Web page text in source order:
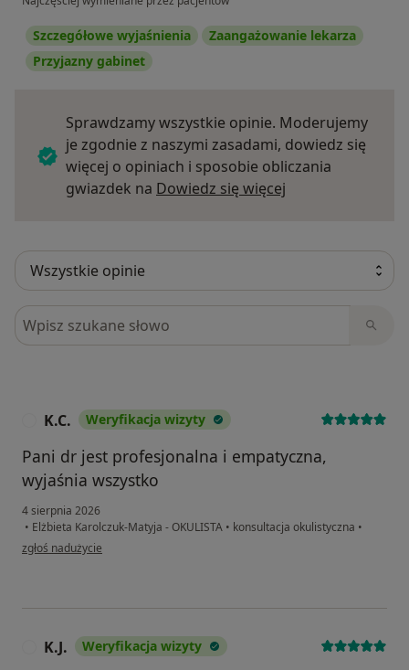
Szczegółowe wyjaśnienia
Zaangażowanie lekarza
Przyjazny gabinet
Sprawdzamy wszystkie opinie. Moderujemy
je zgodnie z naszymi zasadami, dowiedz się
więcej o opiniach i sposobie obliczania
gwiazdek na Dowiedz się więcej
Szukaj w opiniach
K.C. Weryfikacja wizyty
Pani dr jest profesjonalna i empatyczna,
wyjaśnia wszystko
4 sierpnia 2026
• Elżbieta Karolczuk-Matyja - OKULISTA • konsultacja okulistyczna •
w opinii użytkownika K.C.
zgłoś nadużycie
K.J. Weryfikacja wizyty